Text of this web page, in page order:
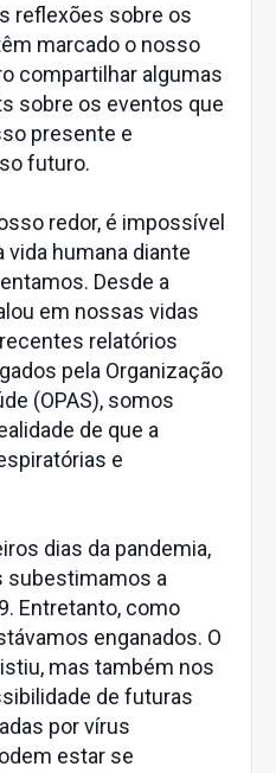
reflexões sobre os
marcado o nosso
compartilhar algumas
sobre os eventos que
presente e
futuro.
redor, é impossível
vida humana diante
Desde a
em nossas vidas
relatórios
pela Organização
(OPAS), somos
de que a
e
dias da pandemia,
subestimamos a
Entretanto, como
enganados. O
mas também nos
de futuras
por vírus
estar se